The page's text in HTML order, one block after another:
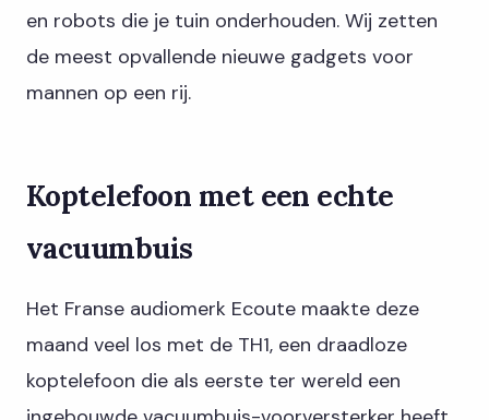
en robots die je tuin onderhouden. Wij zetten
de meest opvallende nieuwe gadgets voor
mannen op een rij.
Koptelefoon met een echte
vacuumbuis
Het Franse audiomerk Ecoute maakte deze
maand veel los met de TH1, een draadloze
koptelefoon die als eerste ter wereld een